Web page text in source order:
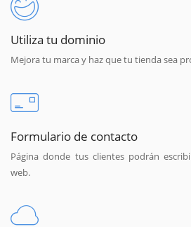
Utiliza tu dominio
Mejora tu marca y haz que tu tienda sea
Formulario de contacto
Página donde tus clientes podrán
web.